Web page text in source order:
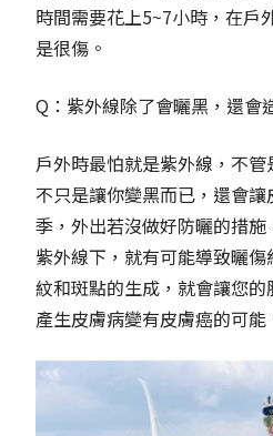
時間需要花上5~7小時，在戶
是很傷。
Q：紫外線除了會曬黑，還會
戶外時最怕就是紫外線，不管
不只是讓你變黑而已，還會
季，外出若沒做好防曬的措
紫外線下，就有可能導致曬
紋和斑點的生成，就會讓您
產生皮膚病變有皮膚癌的可能